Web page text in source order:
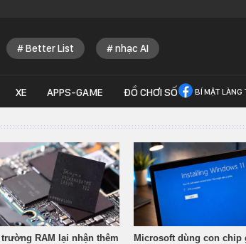
Better List nhạc AI
XE APPS-GAME ĐỒ CHƠI SỐ BÍ MẬT LÀNG
RAM lại nhận thêm
Microsoft dùng con chip